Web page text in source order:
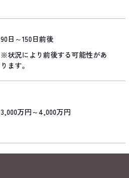
90日～150日前後
※状況により前後する可能性があ
ります。
3,000万円～4,000万円